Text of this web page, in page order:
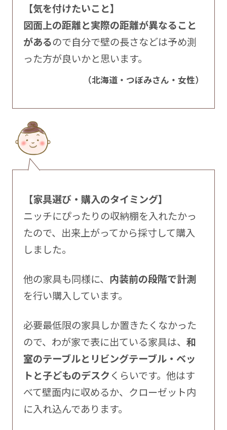
【気を付けたいこと】
図面上の距離と実際の距離が異なること
があるので自分で壁の長さなどは予め測
った方が良いかと思います。
（北海道・つぼみさん・女性）
【家具選び・購入のタイミング】
ニッチにぴったりの収納棚を入れたかっ
たので、出来上がってから採寸して購入
しました。
他の家具も同様に、 内装前の段階で計測
を行い購入しています。
必要最低限の家具しか置きたくなかった
ので、わが家で表に出ている家具は、 和
室のテーブルとリビングテーブル・ベッ
トと子どものデスク くらいです。他はす
べて壁面内に収めるか、クローゼット内
に入れ込んであります。